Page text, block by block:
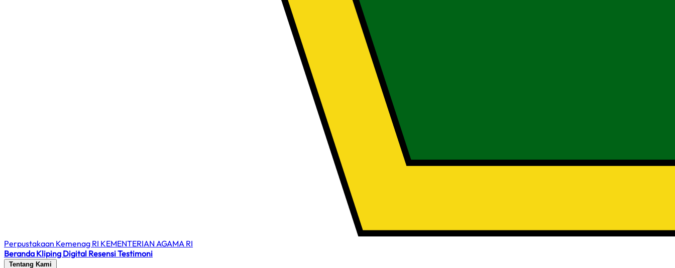
Perpustakaan Kemenag RI KEMENTERIAN AGAMA RI
Beranda Kliping Digital ResensiTestimoni
Tentang Kami